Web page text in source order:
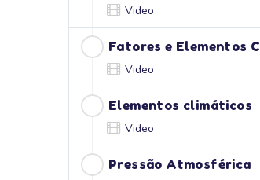
Video
Fatores e Elementos
Video
Elementos climáticos
Video
Pressão Atmosférica